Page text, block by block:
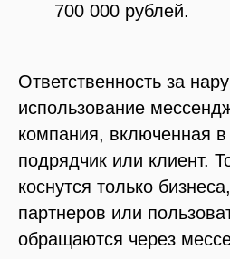
700 000 рублей.
Ответственность за
использование
компания, включенная
подрядчик или клиент.
коснутся только
партнеров или
обращаются через